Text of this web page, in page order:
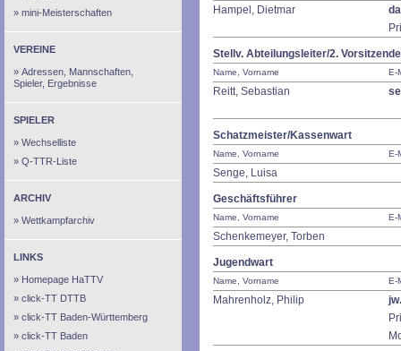
mini-Meisterschaften
VEREINE
Adressen, Mannschaften,
Spieler, Ergebnisse
SPIELER
Wechselliste
Q-TTR-Liste
ARCHIV
Wettkampfarchiv
LINKS
Homepage HaTTV
click-TT DTTB
click-TT Baden-Württemberg
click-TT Baden
Hampel, Dietmar
Stellv. Abteilungsleiter/2.
Name, Vorname E-
Reitt, Sebastian
Schatzmeister/Kassenwart
Name, Vorname E-
Senge, Luisa
Geschäftsführer
Name, Vorname E-
Schenkemeyer, Torben
Jugendwart
Name, Vorname E-
Mahrenholz, Philip